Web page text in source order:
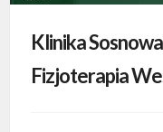
Klinika
Fizjoterapia